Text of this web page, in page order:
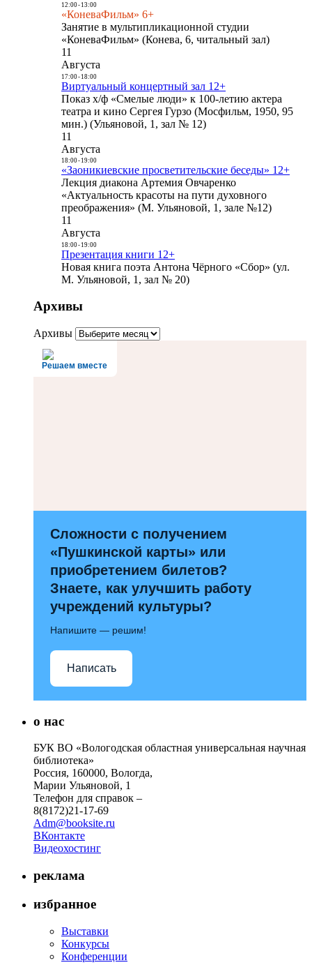
12:00- 13:00
«КоневаФильм» 6+
Занятие в мультипликационной студии
«КоневаФильм» (Конева, 6, читальный зал)
11
Августа
17:00- 18:00
Виртуальный концертный зал 12+
Показ х/ф «Смелые люди» к 100-летию актера
театра и кино Сергея Гурзо (Мосфильм, 1950, 95
мин.) (Ульяновой, 1, зал № 12)
11
Августа
18:00- 19:00
«Заоникиевские просветительские беседы» 12+
Лекция диакона Артемия Овчаренко
«Актуальность красоты на пути духовного
преображения» (М. Ульяновой, 1, зале №12)
11
Августа
18:00- 19:00
Презентация книги 12+
Новая книга поэта Антона Чёрного «Сбор» (ул.
М. Ульяновой, 1, зал № 20)
Архивы
Архивы
Решаем вместе
Сложности с получением
«Пушкинской карты» или
приобретением билетов?
Знаете, как улучшить работу
учреждений культуры?
Напишите — решим!
Написать
о нас
БУК ВО «Вологодская областная универсальная научная
библиотека»
Россия, 160000, Вологда,
Марии Ульяновой, 1
Телефон для справок –
8(8172)21-17-69
Adm@booksite.ru
ВКонтакте
Видеохостинг
реклама
избранное
Выставки
Конкурсы
Конференции